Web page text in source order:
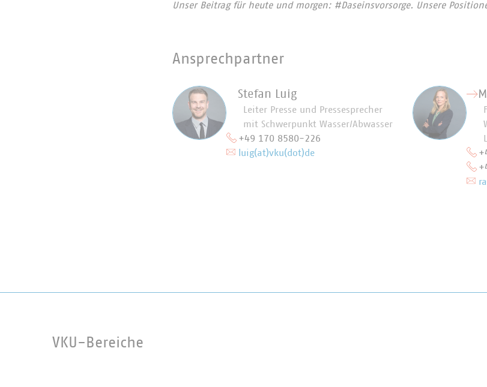
Unser Beitrag für heute und morgen: #Daseinsvorsorge. Unsere
Ansprechpartner
Stefan Luig
Leiter Presse und Pressesprecher
mit Schwerpunkt Wasser/Abwasser
+49 170 8580-226
luig(at)vku(dot)de
VKU-Bereiche